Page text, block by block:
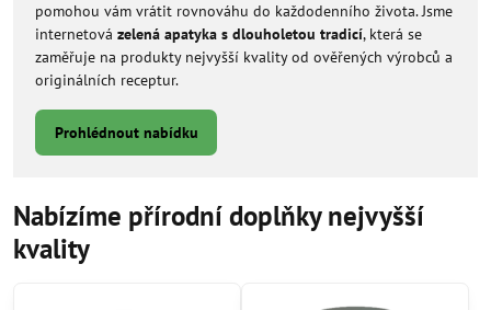
pomohou vám vrátit rovnováhu do každodenního života. Jsme
internetová zelená apatyka s dlouholetou tradicí, která se
zaměřuje na produkty nejvyšší kvality od ověřených výrobců a
originálních receptur.
Prohlédnout nabídku
Nabízíme přírodní doplňky nejvyšší
kvality